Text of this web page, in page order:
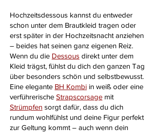
Hochzeitsdessous kannst du entweder
schon unter dem Brautkleid tragen oder
erst später in der Hochzeitsnacht anziehen
– beides hat seinen ganz eigenen Reiz.
Wenn du die Dessous direkt unter dem
Kleid trägst, fühlst du dich den ganzen Tag
über besonders schön und selbstbewusst.
Eine elegante BH Kombi in weiß oder eine
verführerische Strapscorsage mit
Strümpfen sorgt dafür, dass du dich
rundum wohlfühlst und deine Figur perfekt
zur Geltung kommt – auch wenn dein